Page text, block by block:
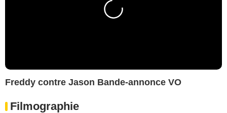
Freddy contre Jason Bande-annonce VO
Filmographie